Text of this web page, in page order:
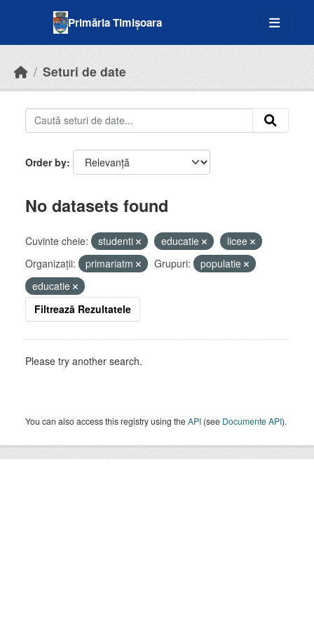
Primăria Timișoara
Seturi de date
Order by
No datasets found
Cuvinte cheie: studenti educatie
licee
Organizații:
primariatm Grupuri:
populatie
educatie
Filtrează Rezultatele
Please try another search.
You can also access this registry using theAPI (see Documente API).